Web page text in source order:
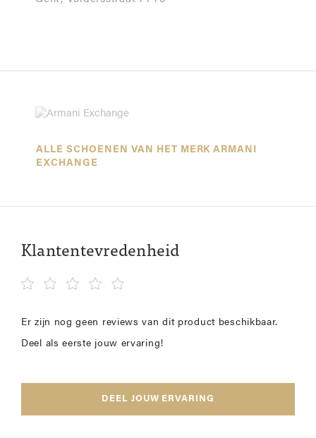
ALLE SCHOENEN VAN HET MERK ARMANI
EXCHANGE
Klantentevredenheid
Er zijn nog geen reviews van dit product beschikbaar.
Deel als eerste jouw ervaring!
DEEL JOUW ERVARING